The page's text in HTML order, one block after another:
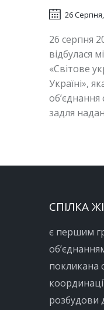
26
26 серпня
відбулася
«Світове
Україні»,
об’єднання
задля
СПІЛКА
є першим
покликана
розбудови